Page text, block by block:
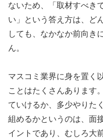
ないため、「取材すべき
い」という答え方は、ど
しても、なかなか前向き
ん。
マスコミ業界に身を置く
ことはたくさんあります
ていけるか、多少やりた
組めるかというのは、面
イントであり、むしろ大